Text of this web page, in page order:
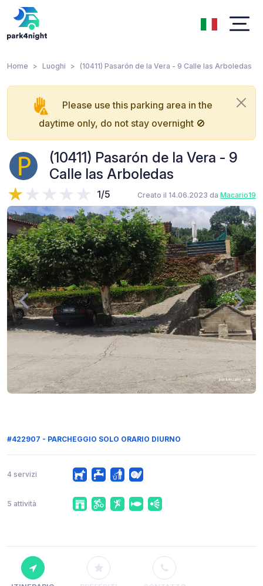
Home Luoghi (10411) Pasarón de la Vera - 9 Calle las Arboledas
Please use this parking area in the
daytime only, do not stay overnight 🚫
(10411) Pasarón de la Vera - 9
Calle las Arboledas
1/5 Creato il 14.06.2023 da Macario19
#422907 - PARCHEGGIO SOLO ORARIO DIURNO
4 servizi
5 attività